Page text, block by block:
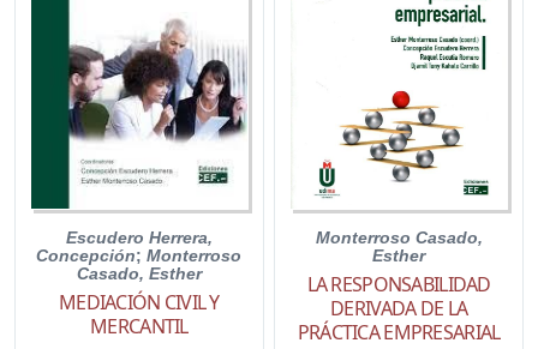
Escudero Herrera,
Concepción;Monterroso
Casado, Esther
MEDIACIÓN CIVIL Y
MERCANTIL
Monterroso Casado,
Esther
LA RESPONSABILIDAD
DERIVADA DE LA
PRÁCTICA EMPRESARIAL